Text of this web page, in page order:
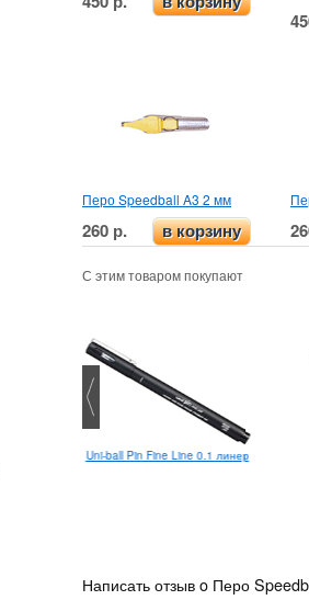
Перо Speedball A3 2 мм
260 р. в корзину
С этим товаром покупают
Uni-ball Pin Fine Line 0.1 линер
Написать отзыв o Перо